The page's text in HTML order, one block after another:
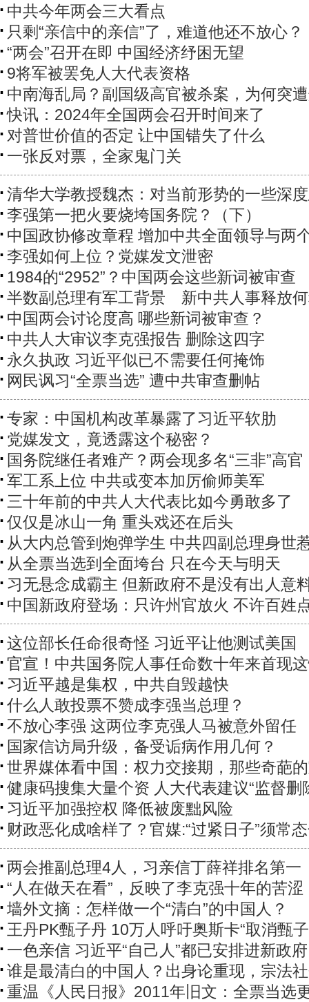
中共今年两会三大看点
只剩“亲信中的亲信”了，难道他还不放心？
“两会”召开在即 中国经济纾困无望
9将军被罢免人大代表资格
中南海乱局？副国级高官被杀案，为何突
快讯：2024年全国两会召开时间来了
对普世价值的否定 让中国错失了什么
一张反对票，全家鬼门关
清华大学教授魏杰：对当前形势的一些深
李强第一把火要烧垮国务院？（下）
中国政协修改章程 增加中共全面领导与两
李强如何上位？党媒发文泄密
1984的“2952”？中国两会这些新词被审查
半数副总理有军工背景 新中共人事释放
中国两会讨论度高 哪些新词被审查？
中共人大审议李克强报告 删除这四字
永久执政 习近平似已不需要任何掩饰
网民讽习“全票当选” 遭中共审查删帖
专家：中国机构改革暴露了习近平软肋
党媒发文，竟透露这个秘密？
国务院继任者难产？两会现多名“三非”高官
军工系上位 中共或变本加厉偷师美军
三十年前的中共人大代表比如今勇敢多了
仅仅是冰山一角 重头戏还在后头
从大内总管到炮弹学生 中共四副总理身世
从全票当选到全面垮台 只在今天与明天
习无悬念成霸主 但新政府不是没有出人意
中国新政府登场：只许州官放火 不许百姓
这位部长任命很奇怪 习近平让他测试美国
官宣！中共国务院人事任命数十年来首现
习近平越是集权，中共自毁越快
什么人敢投票不赞成李强当总理？
不放心李强 这两位李克强人马被意外留任
国家信访局升级，备受诟病作用几何？
世界媒体看中国：权力交接期，那些奇葩
健康码搜集大量个资 人大代表建议“监督删
习近平加强控权 降低被废黜风险
财政恶化成啥样了？官媒:“过紧日子”须常
两会推副总理4人，习亲信丁薛祥排名第一
“人在做天在看”，反映了李克强十年的苦涩
墙外文摘：怎样做一个“清白”的中国人？
王丹PK甄子丹 10万人呼吁奥斯卡“取消甄
一色亲信 习近平“自己人”都已安排进新政府
谁是最清白的中国人？出身论重现，宗法
重温《人民日报》2011年旧文：全票当选